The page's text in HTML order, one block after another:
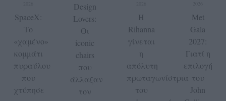
SpaceX:
Το
«χαμένο»
κομμάτι
πυραύλου
που
χτύπησε
Design
Lovers:
Οι
iconic
chairs
που
άλλαξαν
τον
Η
Rihanna
γίνεται
η
απόλυτη
πρωταγωνίστρια
του
Met
Gala
2027:
Γιατί η
επιλογή
του
John